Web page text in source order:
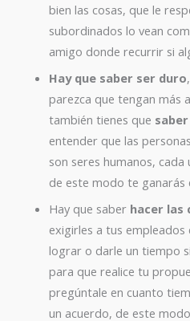
bien las cosas, que le
subordinados lo vean
amigo donde recurrir si
Hay que saber ser duro
parezca que tengan más
también tienes que
entender que las
son seres humanos,
de este modo te ganarás
Hay que saber hacer las
exigirles a tus empleados
lograr o darle un tiempo
para que realice tu
pregúntale en cuanto
un acuerdo, de este